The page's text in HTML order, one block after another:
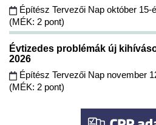
Építész Tervezői Nap október 15-
(MÉK: 2 pont)
Évtizedes problémák új
2026
Építész Tervezői Nap november
(MÉK: 2 pont)